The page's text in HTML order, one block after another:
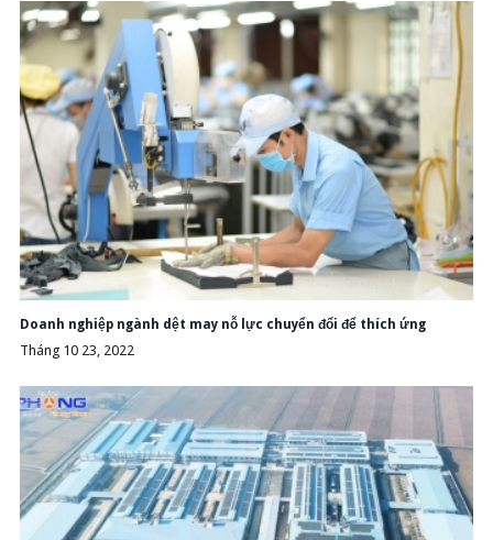
Doanh nghiệp ngành dệt may nỗ lực chuyển đổi để thích ứng
Tháng 10 23, 2022